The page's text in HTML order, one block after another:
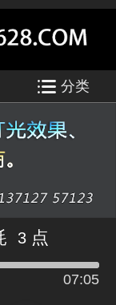
分类
3 点
07:05